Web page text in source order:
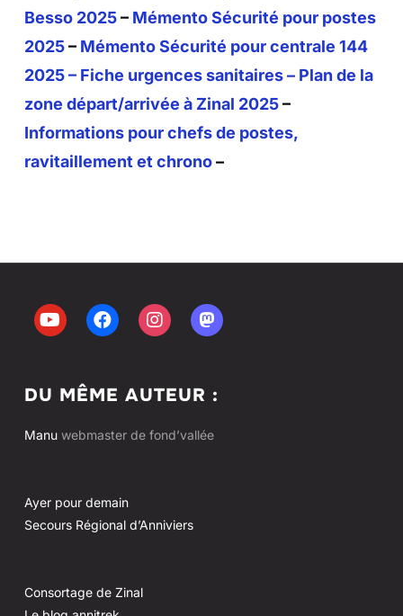
Besso 2025– Mémento Sécurité pour postes
2025– Mémento Sécurité pour centrale 144
2025– Fiche urgences sanitaires – Plan de la
zone départ/arrivée à Zinal 2025–
Informations pour chefs de postes,
ravitaillement et chrono–
DU MÊME AUTEUR :
Manuwebmaster de fond’vallée
Ayer pour demain
Secours Régional d’Anniviers
Consortage de Zinal